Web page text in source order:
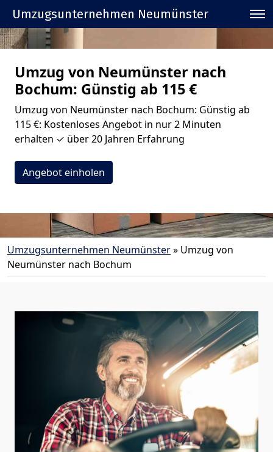
Umzugsunternehmen Neumünster
Umzug von Neumünster nach
Bochum: Günstig ab 115 €
Umzug von Neumünster nach Bochum: Günstig ab
115 €: Kostenloses Angebot in nur 2 Minuten
erhalten ✓ über 20 Jahren Erfahrung
Angebot einholen
Umzugsunternehmen Neumünster» Umzug von
Neumünster nach Bochum